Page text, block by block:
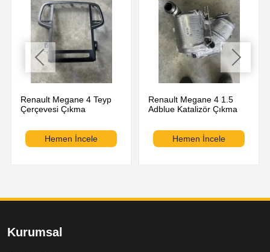
Renault Megane 4 Teyp
Çerçevesi Çıkma
Hemen İncele
Renault Megane 4 1.5
Adblue Katalizör Çıkma
Hemen İncele
Kurumsal